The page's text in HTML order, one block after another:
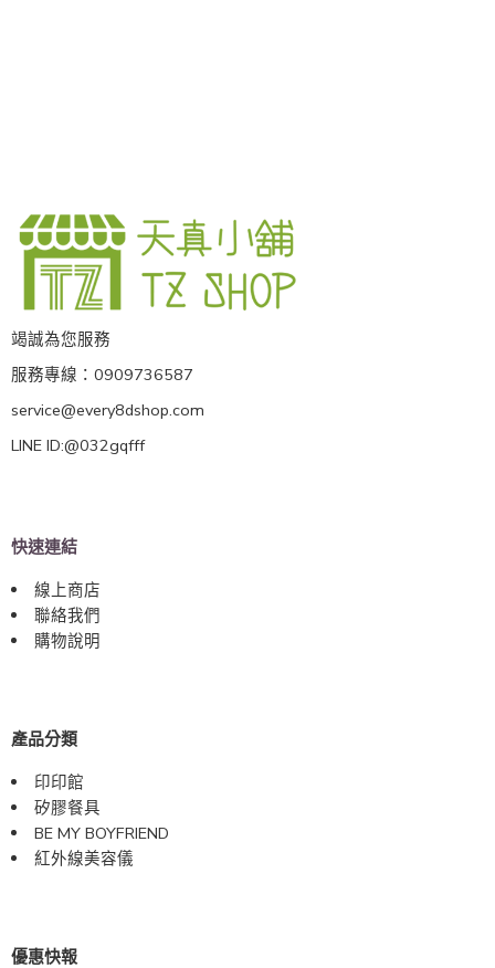
竭誠為您服務
服務專線：0909736587
service@every8dshop.com
LINE ID:@032gqfff
快速連結
線上商店
聯絡我們
購物說明
產品分類
印印館
矽膠餐具
BE MY BOYFRIEND
紅外線美容儀
優惠快報